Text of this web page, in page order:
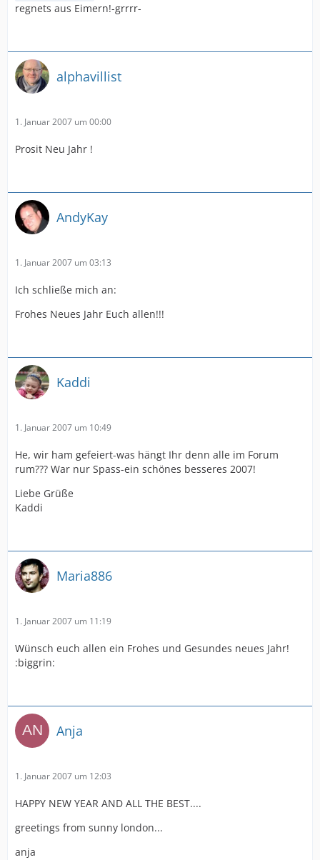
regnets aus Eimern!-grrrr-
alphavillist
1. Januar 2007 um 00:00
Prosit Neu Jahr !
AndyKay
1. Januar 2007 um 03:13
Ich schließe mich an:
Frohes Neues Jahr Euch allen!!!
Kaddi
1. Januar 2007 um 10:49
He, wir ham gefeiert-was hängt Ihr denn alle im Forum
rum??? War nur Spass-ein schönes besseres 2007!
Liebe Grüße
Kaddi
Maria886
1. Januar 2007 um 11:19
Wünsch euch allen ein Frohes und Gesundes neues Jahr!
:biggrin:
Anja
1. Januar 2007 um 12:03
HAPPY NEW YEAR AND ALL THE BEST....
greetings from sunny london...
anja